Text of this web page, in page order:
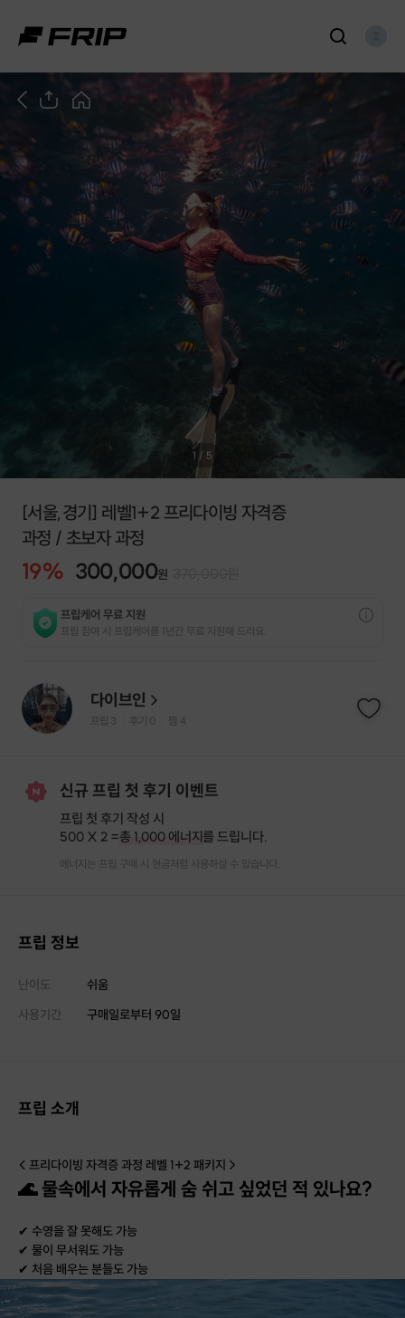
1 / 5
[서울,경기] 레벨1+2 프리다이빙 자격증
과정 / 초보자 과정
19% 300,000원
프립케어 무료 지원
프립 참여 시 프립케어를 1년간 무료 지원해 드리요.
다이브인
프립 3 후기 0 찜 4
신규 프립 첫 후기 이벤트
프립 첫 후기 작성 시
500 X 2 =총 1,000 에너지를 드립니다.
에너지는 프립 구매 시 현금처럼 사용하실 수 있습니다.
프립 정보
난이도
쉬움
사용기간
구매일로부터 90일
프립 소개
< 프리다이빙 자격증 과정 레벨 1+2 패키지 >
🌊 물속에서 자유롭게 숨 쉬고 싶었던 적 있나요?
✔ 수영을 잘 못해도 가능
✔ 물이 무서워도 가능
✔ 처음 배우는 분들도 가능